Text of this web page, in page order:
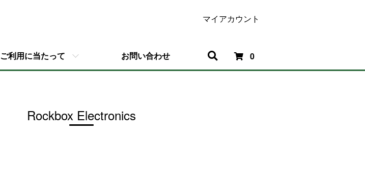
0
ご利用に当たって お問い合わせ
マイアカウント
Rockbox Electronics